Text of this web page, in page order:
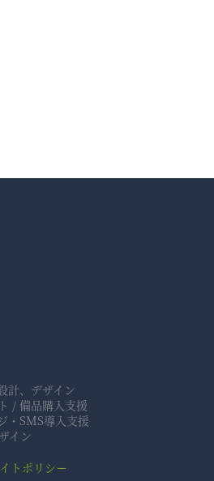
計、デザイン
/ 備品購入支援
・SMS導入支援
イン
トポリシー